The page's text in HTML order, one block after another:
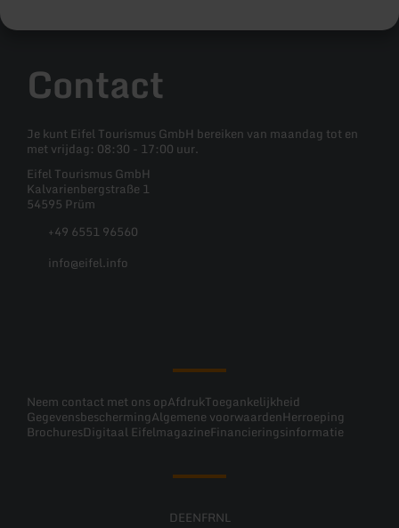
Contact
Je kunt Eifel Tourismus GmbH bereiken van maandag tot en
met vrijdag: 08:30 - 17:00 uur.
Eifel Tourismus GmbH
Kalvarienbergstraße 1
54595 Prüm
+49 6551 96560
info@eifel.info
Neem contact met ons opAfdrukToegankelijkheid
GegevensbeschermingAlgemene voorwaardenHerroeping
BrochuresDigitaal EifelmagazineFinancieringsinformatie
DEENFRNL